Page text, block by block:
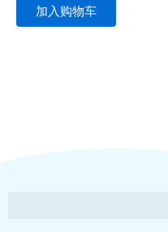
加入购物车